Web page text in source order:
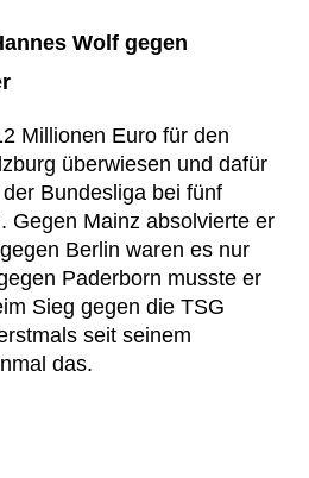
Wolf gegen
Millionen Euro für den
überwiesen und dafür
Bundesliga bei fünf
Gegen Mainz absolvierte er
Berlin waren es nur
Paderborn musste er
Sieg gegen die TSG
seit seinem
das.